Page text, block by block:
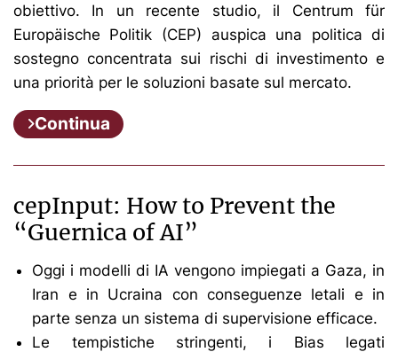
obiettivo. In un recente studio, il Centrum für
Europäische Politik (CEP) auspica una politica di
sostegno concentrata sui rischi di investimento e
una priorità per le soluzioni basate sul mercato.
Continua
cepInput: How to Prevent the
“Guernica of AI”
Oggi i modelli di IA vengono impiegati a Gaza, in
Iran e in Ucraina con conseguenze letali e in
parte senza un sistema di supervisione efficace.
Le tempistiche stringenti, i Bias legati